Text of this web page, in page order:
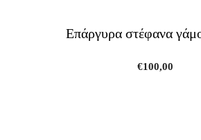
Επάργυρα στέφανα
€100,00